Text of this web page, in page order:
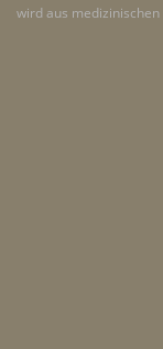
wird aus